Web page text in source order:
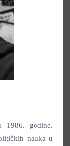
1986. godine.
nauka u